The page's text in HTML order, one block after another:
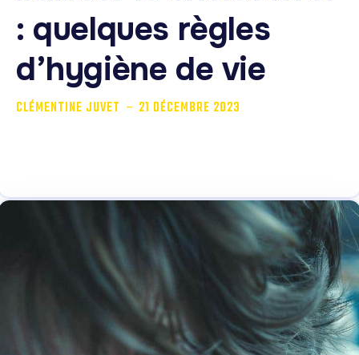
: quelques règles
d’hygiène de vie
CLÉMENTINE JUVET - 21 DÉCEMBRE 2023